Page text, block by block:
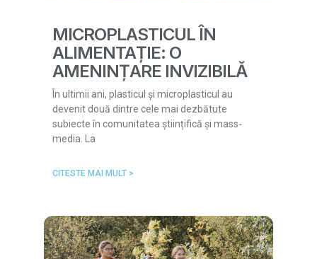
MICROPLASTICUL ÎN
ALIMENTAȚIE: O
AMENINȚARE INVIZIBILĂ
În ultimii ani, plasticul și microplasticul au
devenit două dintre cele mai dezbătute
subiecte în comunitatea științifică și mass-
media. La
CITESTE MAI MULT >